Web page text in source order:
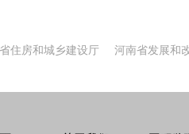
程勘察、设计阶段提供专
控制，对合同、信息进
设工程安全生产管理法定
目建设规划许可证手
住房和城乡建设厅 河南省发展和